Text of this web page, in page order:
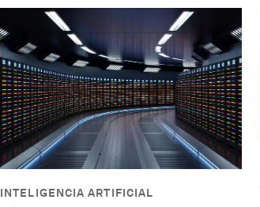
INTELIGENCIA ARTIFICIAL